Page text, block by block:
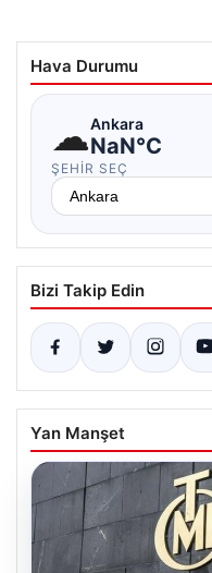
Hava Durumu
☁Ankara
NaN°C
ŞEHIR SEÇ
Bizi Takip Edin
Yan Manşet